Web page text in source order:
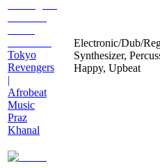
Tokyo
Revengers
|
Afrobeat
Music
Praz
Khanal
Electronic/Dub/
Synthesizer,
Happy, Upbeat